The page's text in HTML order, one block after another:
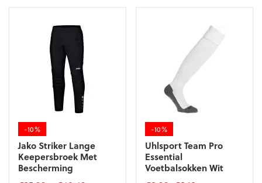
variaties.
de
productpagina
gekozen
worden
de
productpagina
-10%
Jako Striker Lange
Keepersbroek Met
Bescherming
-10%
Uhlsport Team Pro
Essential
Voetbalsokken Wit